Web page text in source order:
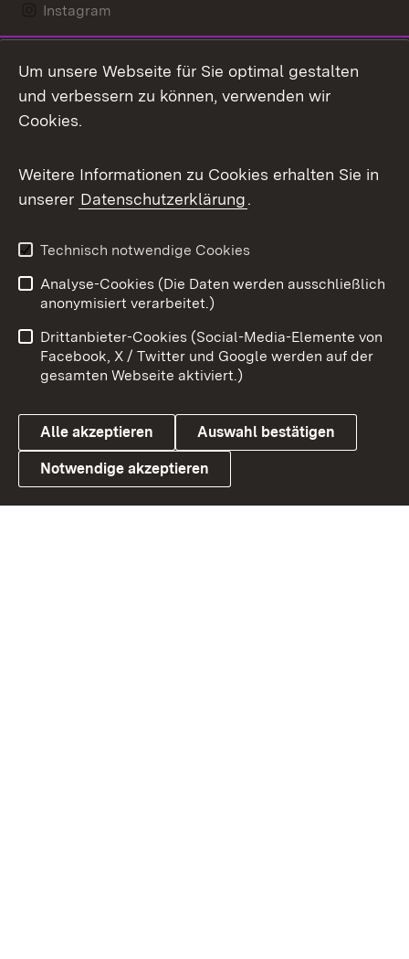
Instagram
Mastodon
Messenger
Social Wall
X / Twitter
Youtube
Link zum Landesportal
Benutzungshinweise
Barrierefreiheit
Datenschutz
Cookies
Um unsere Webseite für Sie optimal gestalten
und verbessern zu können, verwenden wir
Cookies.
Weitere Informationen zu Cookies erhalten Sie in
unserer Datenschutzerklärung.
Technisch notwendige Cookies
Analyse-Cookies (Die Daten werden ausschließlich
anonymisiert verarbeitet.)
Drittanbieter-Cookies (Social-Media-Elemente von
Facebook, X / Twitter und Google werden auf der
gesamten Webseite aktiviert.)
Alle akzeptieren Auswahl bestätigen
Notwendige akzeptieren